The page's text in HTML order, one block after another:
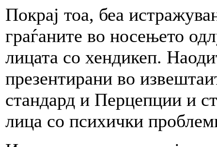
Покрај тоа, беа
граѓаните во носењето
лицата со хендикеп.
презентирани во
стандард и Перцепции и
лица со психички